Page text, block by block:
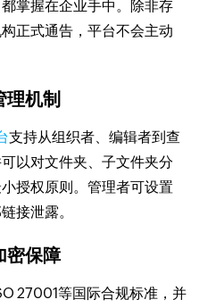
掌握在企业手中。除非存
正式通告，平台不会主动
理机制
支持从组织者、编辑者到查
以对文件夹、子文件夹分
授权原则。管理者可设置
接泄露。
密保障
27001等国际合规标准，并